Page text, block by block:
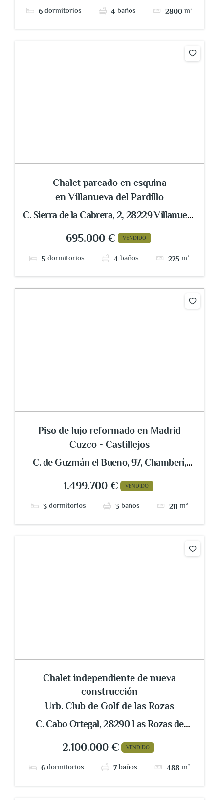
6 dormitorios 4 baños 2800m²
Chalet pareado en esquina
en Villanueva del Pardillo
C. Sierra de la Cabrera, 2, 28229 Villanueva
695.000 € VENDIDO
5 dormitorios 4 baños 275m²
Piso de lujo reformado en Madrid
Cuzco - Castillejos
C. de Guzmán el Bueno, 97, Chamberí,
1.499.700 € VENDIDO
3 dormitorios 3 baños 211 m²
Chalet independiente de nueva
construcción
Urb. Club de Golf de las Rozas
C. Cabo Ortegal, 28290 Las Rozas de
2.100.000 € VENDIDO
6 dormitorios 7 baños 488 m²